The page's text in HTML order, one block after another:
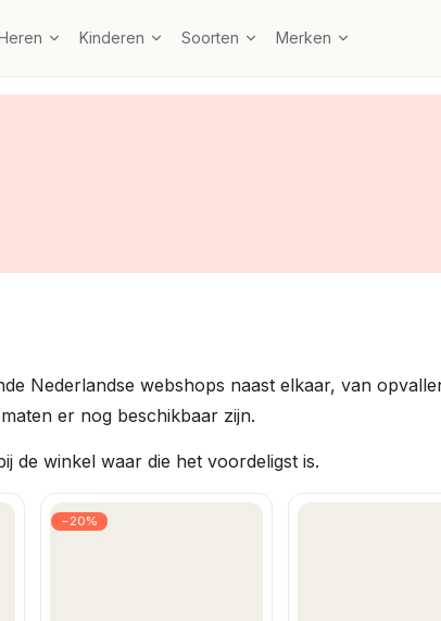
Kinderen Soorten Merken
Nederlandse webshops naast elkaar, van
er nog beschikbaar zijn.
de winkel waar die het voordeligst is.
−20%